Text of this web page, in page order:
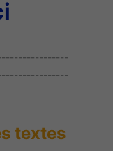
textes